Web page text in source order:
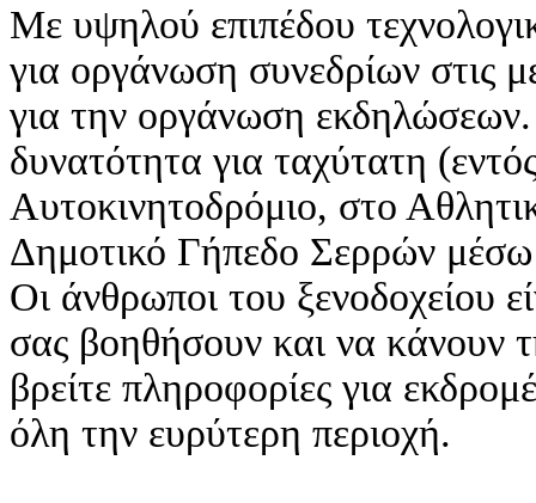
Με υψηλού επιπέδου
για οργάνωση συνεδρίων στις
για την οργάνωση
δυνατότητα για ταχύτατη
Αυτοκινητοδρόμιο, στο
Δημοτικό Γήπεδο Σερρών μέσω
Οι άνθρωποι του ξενοδοχείου
σας βοηθήσουν και να κάνουν
βρείτε πληροφορίες για
όλη την ευρύτερη περιοχή.